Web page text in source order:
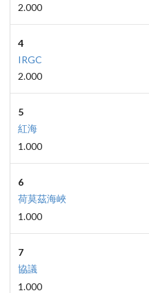
2.000
4
IRGC
2.000
5
紅海
1.000
6
荷莫茲海峽
1.000
7
協議
1.000